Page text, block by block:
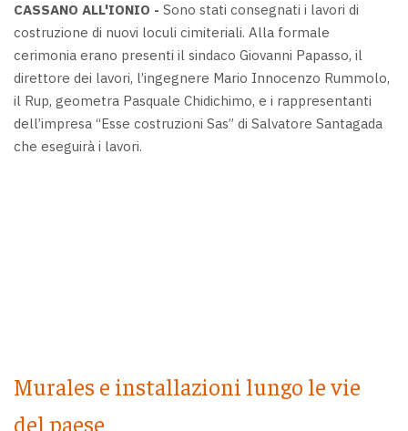
CASSANO ALL'IONIO - Sono stati consegnati i lavori di
costruzione di nuovi loculi cimiteriali. Alla formale
cerimonia erano presenti il sindaco Giovanni Papasso, il
direttore dei lavori, l’ingegnere Mario Innocenzo Rummolo,
il Rup, geometra Pasquale Chidichimo, e i rappresentanti
dell’impresa “Esse costruzioni Sas” di Salvatore Santagada
che eseguirà i lavori.
Murales e installazioni lungo le vie
del paese